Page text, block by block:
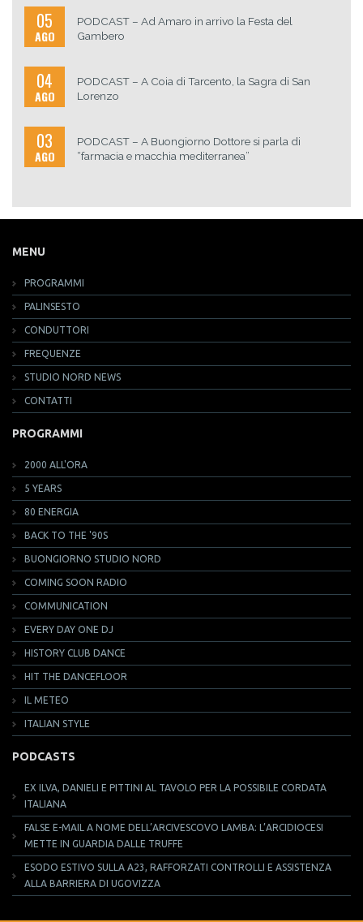
05
AGO
PODCAST – Ad Amaro in arrivo la Festa del
Gambero
04
AGO
PODCAST – A Coia di Tarcento, la Sagra di San
Lorenzo
03
AGO
PODCAST – A Buongiorno Dottore si parla di
“farmacia e macchia mediterranea”
MENU
PROGRAMMI
PALINSESTO
CONDUTTORI
FREQUENZE
STUDIO NORD NEWS
CONTATTI
PROGRAMMI
2000 ALL'ORA
5 YEARS
80 ENERGIA
BACK TO THE '90S
BUONGIORNO STUDIO NORD
COMING SOON RADIO
COMMUNICATION
EVERY DAY ONE DJ
HISTORY CLUB DANCE
HIT THE DANCEFLOOR
IL METEO
ITALIAN STYLE
PODCASTS
EX ILVA, DANIELI E PITTINI AL TAVOLO PER LA POSSIBILE CORDATA
ITALIANA
FALSE E-MAIL A NOME DELL’ARCIVESCOVO LAMBA: L’ARCIDIOCESI
METTE IN GUARDIA DALLE TRUFFE
ESODO ESTIVO SULLA A23, RAFFORZATI CONTROLLI E ASSISTENZA
ALLA BARRIERA DI UGOVIZZA